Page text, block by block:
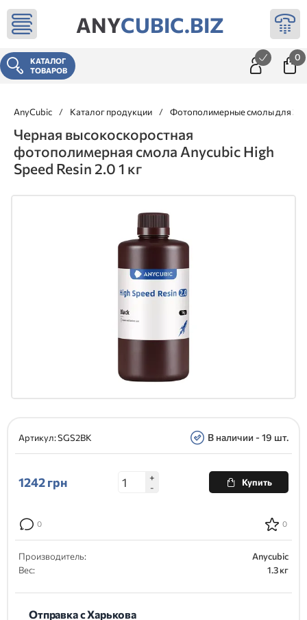
ANYCUBIC.BIZ
КАТАЛОГ
ТОВАРОВ
0
AnyCubic / Каталог продукции / Фотополимерные смолы для 3д
Черная высокоскоростная
фотополимерная смола Anycubic High
Speed Resin 2.0 1 кг
Артикул:SGS2BK В наличии - 19 шт.
1242грн
+
-
Купить
0 0
Производитель:
Anycubic
Вес:
1.3 кг
Отправка с Харькова